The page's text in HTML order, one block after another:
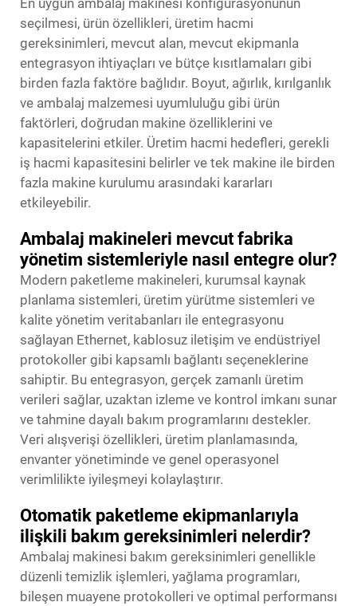
seçilmesi, ürün özellikleri, üretim hacmi
gereksinimleri, mevcut alan, mevcut ekipmanla
entegrasyon ihtiyaçları ve bütçe kısıtlamaları gibi
birden fazla faktöre bağlıdır. Boyut, ağırlık, kırılganlık
ve ambalaj malzemesi uyumluluğu gibi ürün
faktörleri, doğrudan makine özelliklerini ve
kapasitelerini etkiler. Üretim hacmi hedefleri, gerekli
iş hacmi kapasitesini belirler ve tek makine ile birden
fazla makine kurulumu arasındaki kararları
etkileyebilir.
Ambalaj makineleri mevcut fabrika
yönetim sistemleriyle nasıl entegre olur?
Modern paketleme makineleri, kurumsal kaynak
planlama sistemleri, üretim yürütme sistemleri ve
kalite yönetim veritabanları ile entegrasyonu
sağlayan Ethernet, kablosuz iletişim ve endüstriyel
protokoller gibi kapsamlı bağlantı seçeneklerine
sahiptir. Bu entegrasyon, gerçek zamanlı üretim
verileri sağlar, uzaktan izleme ve kontrol imkanı sunar
ve tahmine dayalı bakım programlarını destekler.
Veri alışverişi özellikleri, üretim planlamasında,
envanter yönetiminde ve genel operasyonel
verimlilikte iyileşmeyi kolaylaştırır.
Otomatik paketleme ekipmanlarıyla
ilişkili bakım gereksinimleri nelerdir?
Ambalaj makinesi bakım gereksinimleri genellikle
düzenli temizlik işlemleri, yağlama programları,
bileşen muayene protokolleri ve optimal performansı